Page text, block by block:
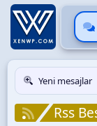
Yeni mesajlar
Rss